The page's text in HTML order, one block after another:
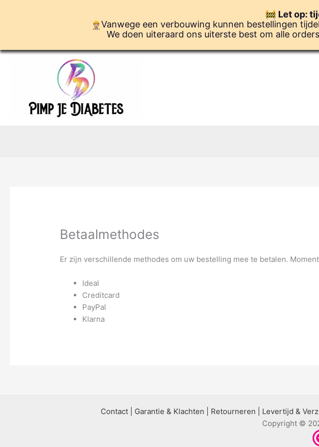
Let op:
Vanwege een verbouwing kunnen bestellingen
We doen uiteraard ons uiterste best om alle
Betaalmethodes
Er zijn verschillende methodes om uw bestelling mee te betalen.
Ideal
Creditcard
PayPal
Klarna
Contact Garantie & Klachten Retourneren Levertijd &
Copyright ©